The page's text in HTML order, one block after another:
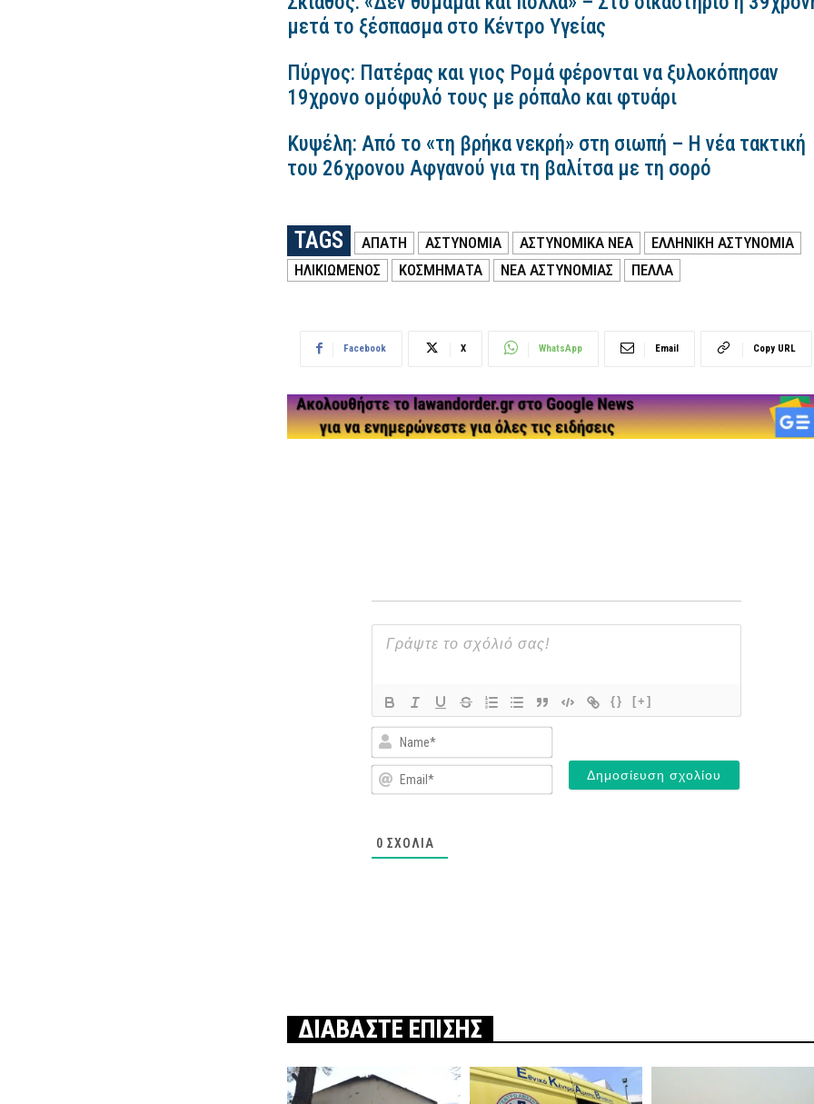
μετά το ξέσπασμα στο Κέντρο Υγείας
Πύργος: Πατέρας και γιος Ρομά φέρονται να ξυλοκόπησαν
19χρονο ομόφυλό τους με ρόπαλο και φτυάρι
Κυψέλη: Από το «τη βρήκα νεκρή» στη σιωπή – Η νέα τακτική
του 26χρονου Αφγανού για τη βαλίτσα με τη σορό
TAGS ΑΠΑΤΗ ΑΣΤΥΝΟΜΙΑ ΑΣΤΥΝΟΜΙΚΑ ΝΕΑ
ΕΛΛΗΝΙΚΗ ΑΣΤΥΝΟΜΙΑ
ΗΛΙΚΙΩΜΕΝΟΣ
ΚΟΣΜΗΜΑΤΑ ΝΕΑ ΑΣΤΥΝΟΜΙΑΣ ΠΕΛΛΑ
Facebook X WhatsApp Email Copy URL
{} [+]
Name*
Email*
0 ΣΧΌΛΙΑ
ΔΙΑΒΑΣΤΕ ΕΠΙΣΗΣ